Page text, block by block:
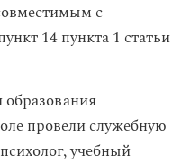
с
14 пункта 1 статьи
провели служебную
учебный